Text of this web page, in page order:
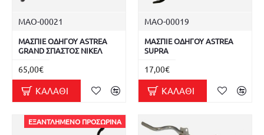
ΜΑΟ-00021
ΜΑΣΠΙΕ ΟΔΗΓΟΥ ASTREA
GRAND ΣΠΑΣΤΟΣ ΝΙΚΕΛ
65,00€
ΚΑΛΆΘΙ
ΜΑΟ-00019
ΜΑΣΠΙΕ ΟΔΗΓΟΥ ASTREA
SUPRA
17,00€
ΚΑΛΆΘΙ
ΕΞΑΝΤΛΗΜΈΝΟ ΠΡΟΣΩΡΙΝΆ